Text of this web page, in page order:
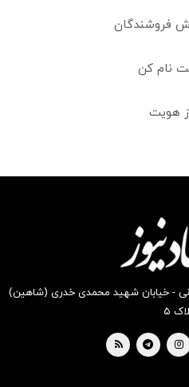
- خیابان شهید محمدی خدری (شاهین)
۵